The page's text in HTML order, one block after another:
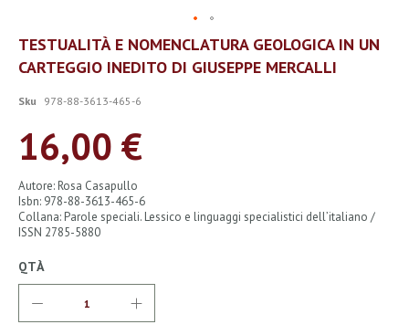
Vai
all'inizio
della
di
TESTUALITÀ E NOMENCLATURA GEOLOGICA IN UN
CARTEGGIO INEDITO DI GIUSEPPE MERCALLI
Sku 978-88-3613-465-6
16,00 €
Autore: Rosa Casapullo
Isbn: 978-88-3613-465-6
Collana: Parole speciali. Lessico e linguaggi specialistici dell’italiano /
ISSN 2785-5880
QTÀ